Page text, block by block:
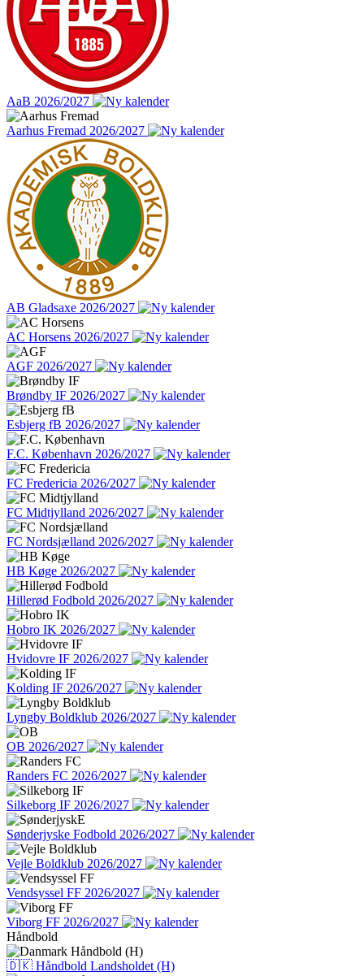
AaB 2026/2027
Aarhus Fremad 2026/2027
AB Gladsaxe 2026/2027
AC Horsens 2026/2027
AGF 2026/2027
Brøndby IF 2026/2027
Esbjerg fB 2026/2027
F.C. København 2026/2027
FC Fredericia 2026/2027
FC Midtjylland 2026/2027
FC Nordsjælland 2026/2027
HB Køge 2026/2027
Hillerød Fodbold 2026/2027
Hobro IK 2026/2027
Hvidovre IF 2026/2027
Kolding IF 2026/2027
Lyngby Boldklub 2026/2027
OB 2026/2027
Randers FC 2026/2027
Silkeborg IF 2026/2027
Sønderjyske Fodbold 2026/2027
Vejle Boldklub 2026/2027
Vendsyssel FF 2026/2027
Viborg FF 2026/2027
Håndbold
🇩🇰 Håndbold Landsholdet (H)